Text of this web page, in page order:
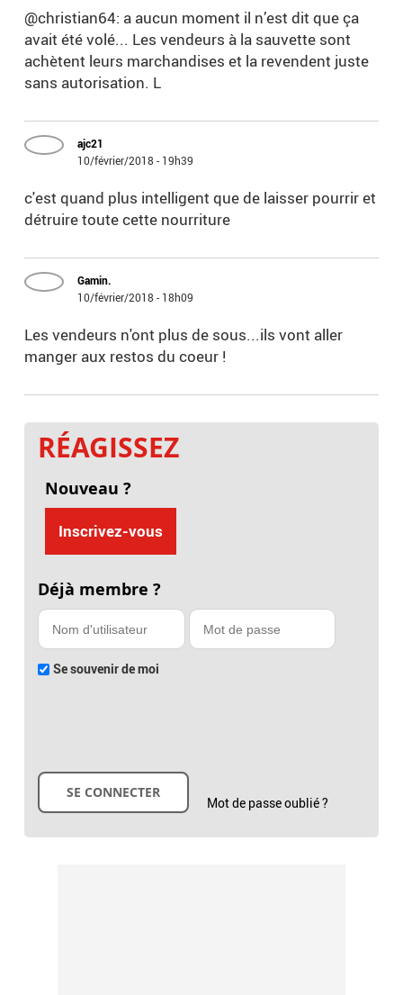
@christian64: a aucun moment il n’est dit que ça
avait été volé... Les vendeurs à la sauvette sont
achètent leurs marchandises et la revendent juste
sans autorisation. L
ajc21
10/février/2018 - 19h39
c'est quand plus intelligent que de laisser pourrir et
détruire toute cette nourriture
Gamin.
10/février/2018 - 18h09
Les vendeurs n'ont plus de sous...ils vont aller
manger aux restos du coeur !
RÉAGISSEZ
Nouveau ?
Inscrivez-vous
Déjà membre ?
Se souvenir de moi
Mot de passe oublié ?